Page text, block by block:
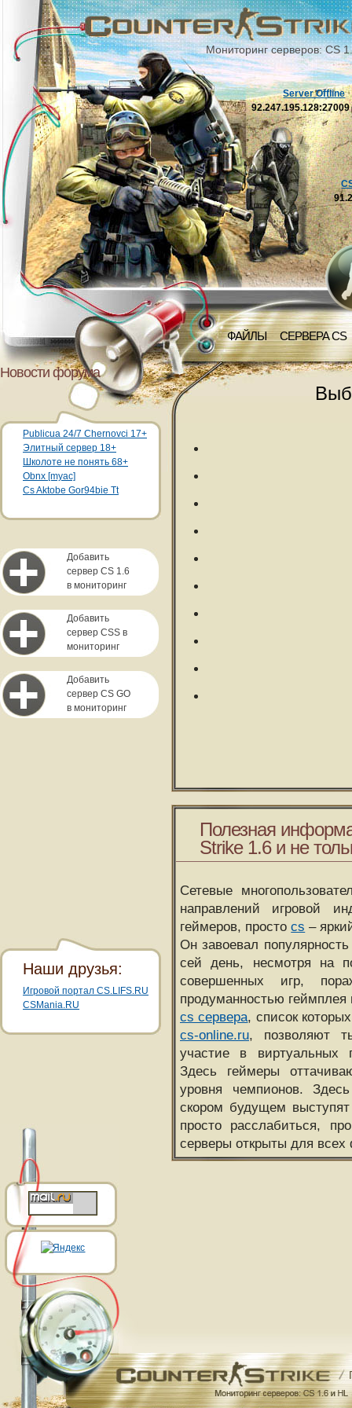
Мониторинг серверов: CS
ФАЙЛЫ СЕРВЕРА CS
Server Offline
92.247.195.128:27009
Новости форума
Publicua 24/7 Chernovci 17+
Элитный сервер 18+
Школоте не понять 68+
Obnx [myac]
Cs Aktobe Gor94bie Tt
Добавить
сервер CS 1.6
в мониторинг
Добавить
сервер CSS в
мониторинг
Добавить
сервер CS GO
в мониторинг
Полезная
Strike 1.6 и не
Сетевые
направлений игровой
геймеров, простоcs –
Он завоевал
сей день, несмотря на
совершенных игр,
продуманностью
cs сервера, список
cs-online.ru, позволяют
участие в виртуальных
Здесь геймеры
уровня чемпионов.
скором будущем
просто расслабиться,
серверы открыты для всех
Наши друзья:
Игровой портал CS.LIFS.RU
CSMania.RU